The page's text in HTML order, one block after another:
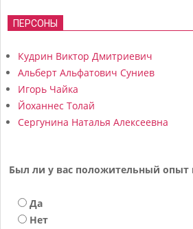
ПЕРСОНЫ
Кудрин Виктор Дмитриевич
Альберт Альфатович Суниев
Игорь Чайка
Йоханнес Толай
Сергунина Наталья Алексеевна
Был ли у вас положительный опыт
Да
Нет